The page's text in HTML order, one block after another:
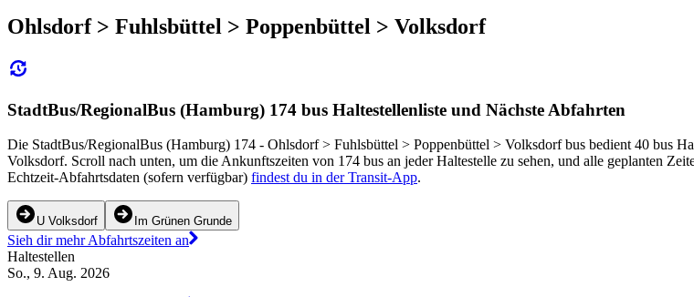
Ohlsdorf > Fuhlsbüttel > Poppenbüttel > Volksdorf
StadtBus/RegionalBus (Hamburg) 174 bus Haltestellenliste und Nächste Abfahrten
Die StadtBus/RegionalBus (Hamburg) 174 - Ohlsdorf > Fuhlsbüttel > Poppenbüttel > Volksdorf bus bedient 40 bus
Volksdorf. Scroll nach unten, um die Ankunftszeiten von 174 bus an jeder Haltestelle zu sehen, und alle geplanten
Echtzeit-Abfahrtsdaten (sofern verfügbar) findest du in der Transit-App.
U Volksdorf Im Grünen Grunde
Sieh dir mehr Abfahrtszeiten an
Haltestellen
So., 9. Aug. 2026